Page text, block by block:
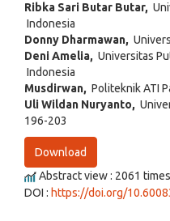
Ribka Sari Butar Butar,
Indonesia
Donny Dharmawan,
Deni Amelia, Universitas
Indonesia
Musdirwan, Politeknik ATI
Uli Wildan Nuryanto,
196-203
Download
Abstract view : 2061 times
DOI : https://doi.org/